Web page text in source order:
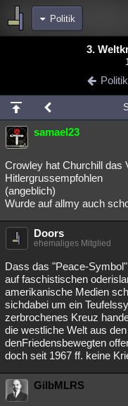
Politik
Chat Wiki
meine Rubriken
Menschen Wissenschaft
Spiritualität
Natur
Philosophie
Astronomie Helpdesk
Musik Clash
Übersichten
Besucht Teilgenommen
Lesenswert
3.
Politik
samael23
Crowley hat Churchill das
Hitlergrussempfohlen
(angeblich)
Wurde auf allmy auch
Doors
ehemaliges Mitglied
Dass das "Peace-
auf faschistischen
amerikanische Medien
sichdabei um ein
zerbrochenes Kreuz
die westliche Welt aus
denFriedensbewegten
doch seit 1967 ff. keine
GilbMLRS